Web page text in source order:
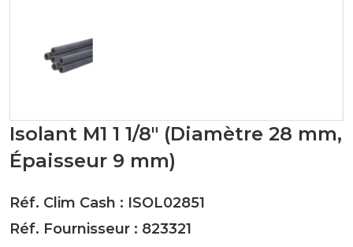
Isolant M1 1 1/8" (Diamètre 28 mm,
Épaisseur 9 mm)
Réf. Clim Cash : ISOL02851
Réf. Fournisseur : 823321